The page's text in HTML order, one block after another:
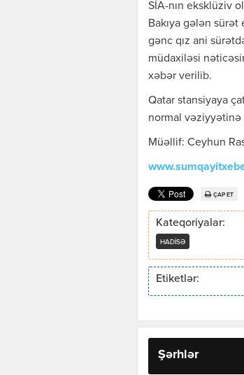
SİA-nın eksklüziv
Bakıya gələn sürət
gənc qız ani
müdaxiləsi
xəbər verilib.
Qatar stansiyaya
normal vəziyyətinə
Müəllif: Ceyhun
ÇAP ET
Kateqoriyalar:
HADISƏ
Etiketlər:
Şərhlər